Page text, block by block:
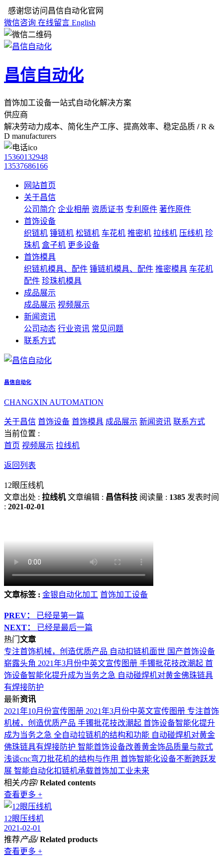
感谢您访问昌信自动化官网
微信咨询 在线留言 English
昌信自动化
首饰加工设备一站式自动化解决方案
供应商
解决劳动力成本、简化生产工序、提高效率、稳定品质 / R &
D manufacturers
15360132948
13537686166
网站首页
关于昌信
公司简介 企业相册 资质证书 专利原件 著作原件
首饰设备
织链机 锤链机 松链机 车花机 推密机 拉线机 压线机 珍
珠机 盒子机 更多设备
首饰模具
织链机模具、配件 锤链机模具、配件 推密模具 车花机
配件 珍珠机模具
成品展示
成品展示 视频展示
新闻资讯
公司动态 行业资讯 常见问题
联系方式
昌信自动化
CHANGXIN AUTOMATION
关于昌信 首饰设备 首饰模具 成品展示 新闻资讯 联系方式
当前位置 :
首页 视频展示 拉线机
返回列表
12眼压线机
文章出处 : 拉线机 文章编辑 : 昌信科技 阅读量 : 1385 发表时间
: 2021-02-01
文章标签 : 金银自动化加工 首饰加工设备
PREV：
已经是第一篇
NEXT：
已经是最后一篇
热门 文章
专注首饰机械，创造优质产品 自动扣链机面世 国产首饰设备
崭露头角 2021年3月份中英文宣传图册 手镯批花技改潮起 首
饰设备智能化提升成为当务之急 自动碰焊机对黄金佛珠链具
有焊接防护
最新资讯
2021年10月份宣传图册 2021年3月份中英文宣传图册 专注首饰
机械，创造优质产品 手镯批花技改潮起 首饰设备智能化提升
成为当务之急 全自动拉链机的结构和功能 自动碰焊机对黄金
佛珠链具有焊接防护 智能首饰设备改善黄金饰品质量与款式
浅谈cnc弯刀批花机的结构与作用 首饰智能化设备不断跨跃发
展 智能自动化扣链机承载首饰加工业未来
相关内容/ Related contents
查看更多 +
12眼压线机
2021-02-01
推荐产品/ Related products
查看更多 +